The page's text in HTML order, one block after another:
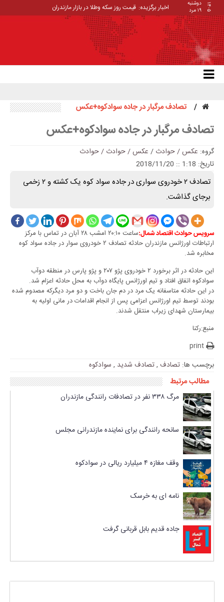
۱۴۰۵
دوشنبه
۱۹ مرد
اخبار برگزیده: قیمت روز سکه وطلا در بازار مازندران
تصادف مرگبار در جاده سوادکوه+عکس
تصادف مرگبار در جاده سوادکوه+عکس
گروه: عکس / حوادث / عکس / حوادث / حوادث
تاریخ: 1:18 :: 2018/11/20
تصادف ۲ خودروی سواری در جاده سواد کوه یک کشته و ۲ زخمی
برجای گذاشت.
سرویس حوادث اقتصاد شمال:
ساعت ۲۰:۱۰ امشب ۲۸ آبان در تماس با مرکز
ارتباطات اورژانس مازندران حادثه تصادف ۲ خودروی سوار در جاده سواد کوه
مخابره شد.
این حادثه در اثر برخورد ۲ خودروی پژو ۲۰۷ و پژو پارس در منطقه دوآب
سوادکوه اتفاق افتاد و تیم اورژانس پایگاه دوآب به محل حادثه اعزام شد.
در این حادثه متاسفانه یک مرد در دم جان باخت و دو مرد دیگرکه مصدوم شده
بودند توسط تیم اورژانس اعزامی پس از انجام اقدامات در مانی اولیه به
بیمارستان شهدای زیراب منتقل شدند.
منبع:رکنا
print
برچسب ها: تصادف ,تصادف شدید , سوادکوه
مطالب مرتبط
مرگ ۳۳۸ نفر در تصادفات رانندگی مازندران
سانحه رانندگی برای نماینده مازندرانی مجلس
وقف مغازه ۴ میلیارد ریالی در سوادکوه
نامه ای به خرسک
جاده قدیم بابل قربانی گرفت